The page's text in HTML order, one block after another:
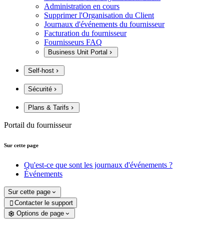
Administration en cours
Supprimer l'Organisation du Client
Journaux d'événements du fournisseur
Facturation du fournisseur
Fournisseurs FAQ
Business Unit Portal
Self-host
Sécurité
Plans & Tarifs
Portail du fournisseur
Sur cette page
Qu'est-ce que sont les journaux d'événements ?
Événements
Sur cette page
 Contacter le support
Options de page